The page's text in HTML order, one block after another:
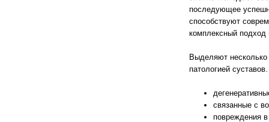
последующее
способствуют
комплексный подход
Выделяют несколько
патологией
связанные с
повреждения в